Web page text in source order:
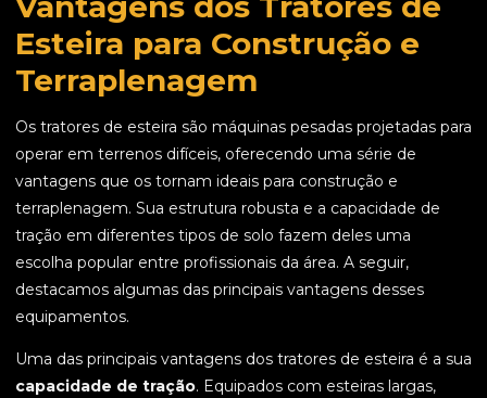
Esteira para Construção e
Terraplenagem
Os tratores de esteira são máquinas pesadas projetadas para
operar em terrenos difíceis, oferecendo uma série de
vantagens que os tornam ideais para construção e
terraplenagem. Sua estrutura robusta e a capacidade de
tração em diferentes tipos de solo fazem deles uma
escolha popular entre profissionais da área. A seguir,
destacamos algumas das principais vantagens desses
equipamentos.
Uma das principais vantagens dos tratores de esteira é a sua
capacidade de tração. Equipados com esteiras largas,